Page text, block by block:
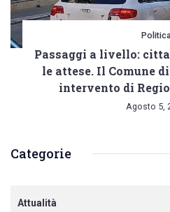
Passaggi a livello:
le attese. Il Comune
intervento di
Agosto 5,
Categorie
Attualità